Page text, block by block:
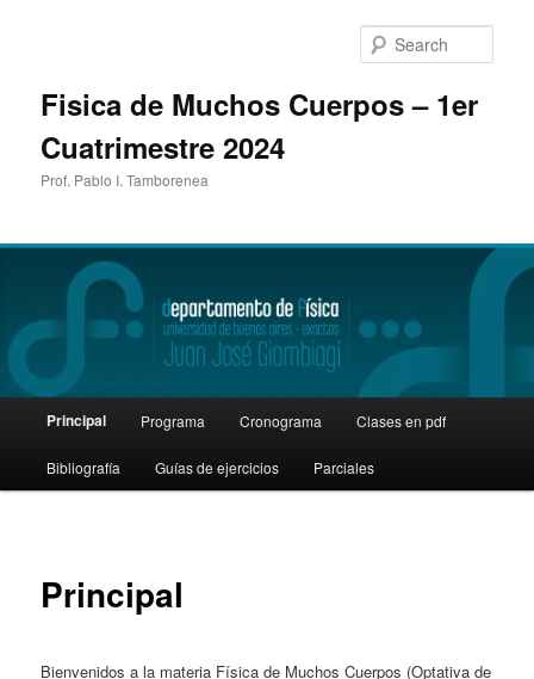
Fisica de Muchos Cuerpos – 1er
Cuatrimestre 2024
Prof. Pablo I. Tamborenea
Skip
to
content
Principal Programa Cronograma Clases en pdf
Bibliografía Guías de ejercicios Parciales
Principal
Bienvenidos a la materia Física de Muchos Cuerpos (Optativa de